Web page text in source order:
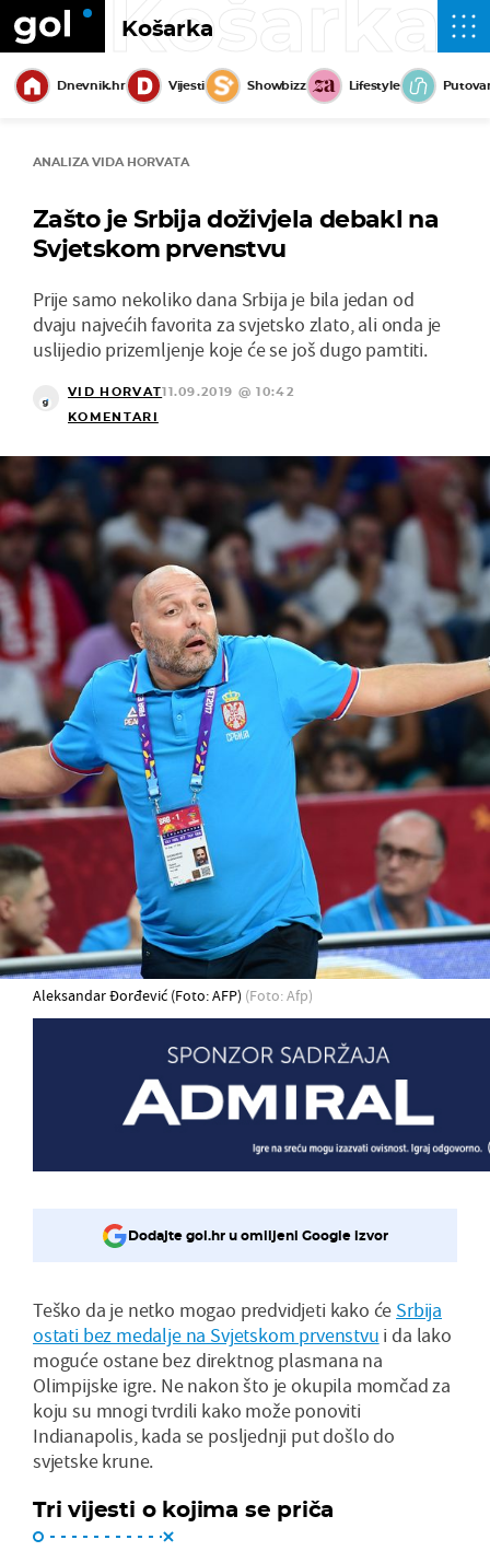
Košarka
Košarka
Dnevnik.hr Vijesti Showbizz Lifestyle
ANALIZA VIDA HORVATA
Zašto je Srbija doživjela debakl na
Svjetskom prvenstvu
Prije samo nekoliko dana Srbija je bila jedan od
dvaju najvećih favorita za svjetsko zlato, ali onda je
uslijedio prizemljenje koje će se još dugo pamtiti.
VID HORVAT11.09.2019 @ 10:42
KOMENTARI
Aleksandar Đorđević (Foto: AFP) (Foto: Afp)
Dodajte gol.hr u omiljeni Google izvor
Teško da je netko mogao predvidjeti kako će Srbija
ostati bez medalje na Svjetskom prvenstvu i da lako
moguće ostane bez direktnog plasmana na
Olimpijske igre. Ne nakon što je okupila momčad za
koju su mnogi tvrdili kako može ponoviti
Indianapolis, kada se posljednji put došlo do
svjetske krune.
Tri vijesti o kojima se priča